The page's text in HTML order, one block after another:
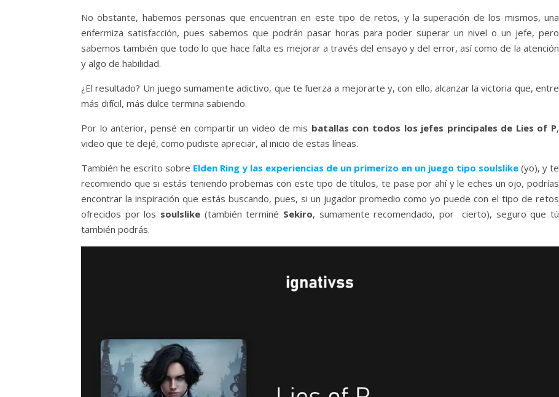
No obstante, habemos personas que encuentran en este tipo de retos, y la superación de los mismos, una
enfermiza satisfacción, pues sabemos que podrán pasar horas para poder superar un nivel o un jefe, pero
sabemos también que todo lo que hace falta es mejorar a través del ensayo y del error, así como de la atención
y algo de habilidad.
¿El resultado? Un juego sumamente adictivo, que te fuerza a mejorarte y, con ello, alcanzar la victoria que, entre
más difícil, más dulce termina sabiendo.
Por lo anterior, pensé en compartir un video de mis batallas con todos los jefes principales de Lies of P,
video que te dejé, como pudiste apreciar, al inicio de estas líneas.
También he escrito sobre Elden Ring y las experiencias de un primerizo en un juego tipo soulslike (yo), y te
recomiendo que si estás teniendo probemas con este tipo de títulos, te pase por ahí y le eches un ojo, podrías
encontrar la inspiración que estás buscando, pues, si un jugador promedio como yo puede con el tipo de retos
ofrecidos por los soulslike(también terminé Sekiro, sumamente recomendado, por cierto), seguro que tú
también podrás.